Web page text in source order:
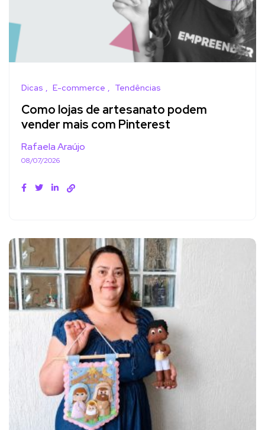
Dicas E-commerce Tendências
Como lojas de artesanato podem
vender mais com Pinterest
Rafaela Araújo
08/07/2026